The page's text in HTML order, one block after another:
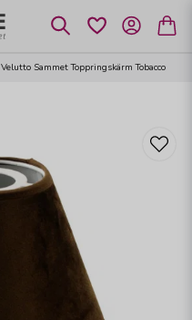
Velutto Sammet Toppringskärm Tobacco